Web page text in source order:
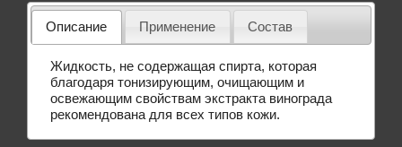
Описание Применение Состав
Жидкость, не содержащая спирта, которая
благодаря тонизирующим, очищающим и
освежающим свойствам экстракта винограда
рекомендована для всех типов кожи.